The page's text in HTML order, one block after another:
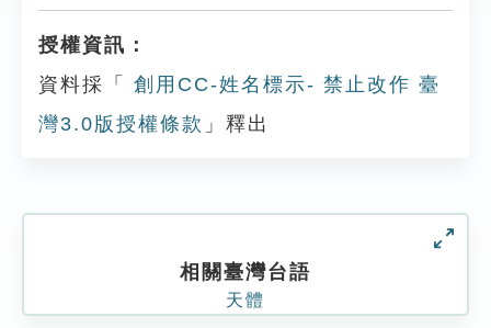
授權資訊：
資料採「
創用CC-姓名標示- 禁止改作 臺
灣3.0版授權條款 」釋出
相關臺灣台語
天體